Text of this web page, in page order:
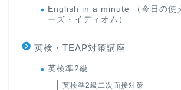
English in a minute （今日の使
ーズ・イディオム）
英検・TEAP対策講座
英検準2級
英検準2級二次面接対策